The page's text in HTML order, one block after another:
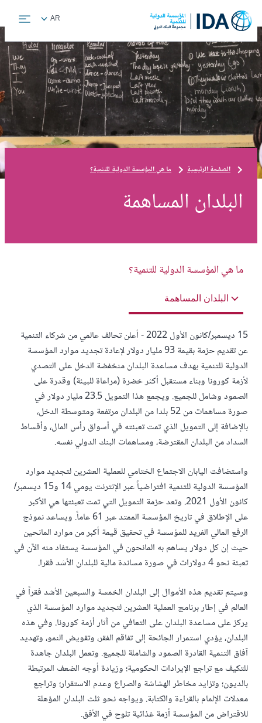
Skip
to
main
content
Global
toggler
AR
الصفحة الرئيسية ما هي المؤسسة الدولية للتنمية؟
البلدان المساهمة
ما هي المؤسسة الدولية للتنمية؟
البلدان المساهمة
15 ديسمبر/كانون الأول 2022 - أعلن تحالف عالمي من شركاء التنمية
عن تقديم حزمة بقيمة 93 مليار دولار لإعادة تجديد موارد المؤسسة
الدولية للتنمية بهدف مساعدة البلدان منخفضة الدخل على التصدي
لأزمة كورونا وبناء مستقبل أكثر خضرة (مراعاة للبيئة) وقدرة على
الصمود وشامل للجميع. ويجمع هذا التمويل 23.5 مليار دولار في
صورة مساهمات من 52 بلدا من البلدان مرتفعة ومتوسطة الدخل،
بالإضافة إلى التمويل الذي تمت تعبئته في أسواق رأس المال، وأقساط
السداد من البلدان المقترضة، ومساهمات البنك الدولي نفسه.
واستضافت اليابان الاجتماع الختامي للعملية العشرين لتجديد موارد
المؤسسة الدولية للتنمية افتراضياً عبر الإنترنت يومي 14 و15 ديسمبر/
كانون الأول 2021. وتعد حزمة التمويل التي تمت تعبئتها هي الأكبر
على الإطلاق في تاريخ المؤسسة الممتد عبر 61 عاماً. ويساعد نموذج
الرفع المالي الفريد للمؤسسة في تحقيق قيمة أكبر من موارد المانحين
حيث إن كل دولار يساهم به المانحون في المؤسسة يستفاد منه الآن في
تعبئة نحو 4 دولارات في صورة مساندة مالية للبلدان الأشد فقرا.
وسيتم تقديم هذه الأموال إلى البلدان الخمسة والسبعين الأشد فقراً في
العالم في إطار برنامج العملية العشرين لتجديد موارد المؤسسة الذي
يركز على مساعدة البلدان على التعافي من آثار أزمة كورونا. وفي هذه
البلدان، يؤدي استمرار الجائحة إلى تفاقم الفقر، وتقويض النمو، وتهديد
آفاق التنمية القادرة الصمود والشاملة للجميع. وتعمل البلدان جاهدة
للتكيف مع تراجع الإيرادات الحكومية؛ وزيادة أوجه الضعف المرتبطة
بالديون؛ وتزايد مخاطر الهشاشة والصراع وعدم الاستقرار؛ وتراجع
معدلات الإلمام بالقراءة والكتابة. ويواجه نحو ثلث البلدان المؤهلة
للاقتراض من المؤسسة أزمة غذائية تلوح في الأفق.